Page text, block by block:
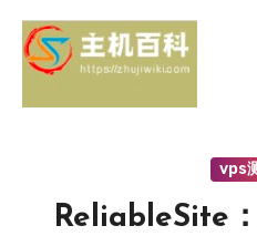
vps
ReliableSite